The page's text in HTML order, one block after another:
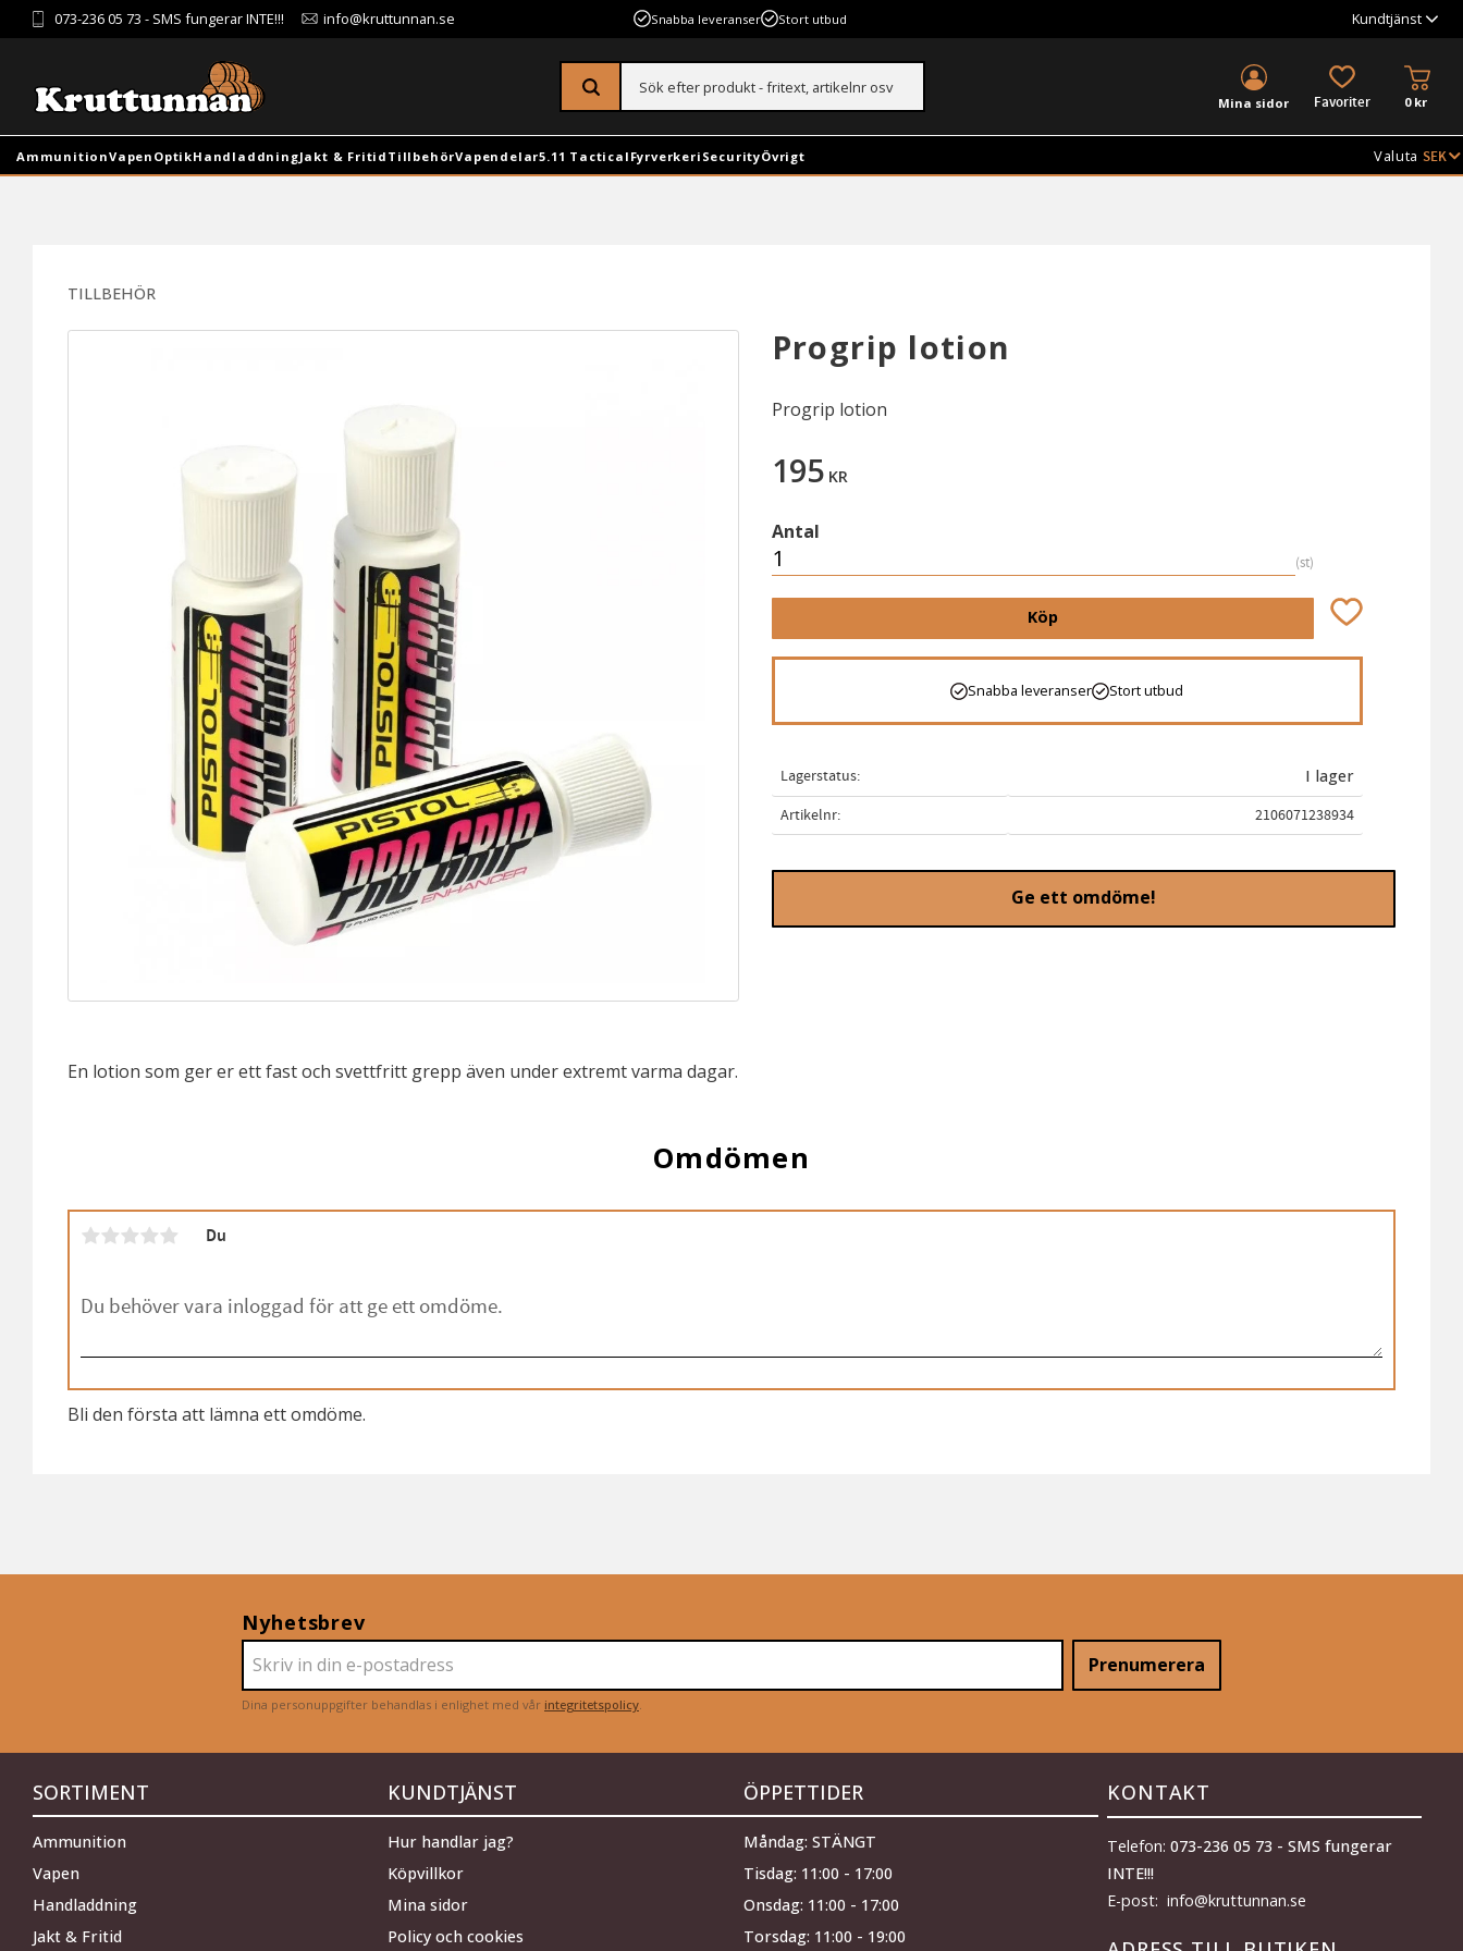
073-236 05 73 - SMS fungerar INTE!!! info@kruttunnan.se Snabba leveranser Stort utbud Kundtjänst
Mina sidor FAVORITER 0kr
AmmunitionVapen OptikHandladdningJakt & Fritid TillbehörVapendelar5.11 Tactical Fyrverkeri SecurityÖvrigt Valuta
TILLBEHÖR
Progrip lotion
Progrip lotion
195KR
Antal
st
Köp Lägg till i
Snabba leveranser Stort utbud
Lagerstatus
I lager
Artikelnr
2106071238934
Ge ett omdöme!
En lotion som ger er ett fast och svettfritt grepp även under extremt varma dagar.
Omdömen
Du
Bli den första att lämna ett omdöme.
Nyhetsbrev
Prenumerera
Dina personuppgifter behandlas i enlighet med vår integritetspolicy.
SORTIMENT
Ammunition
Vapen
Handladdning
Jakt & Fritid
KUNDTJÄNST
Hur handlar jag?
Köpvillkor
Mina sidor
Policy och cookies
ÖPPETTIDER
Måndag: STÄNGT
Tisdag: 11:00 - 17:00
Onsdag: 11:00 - 17:00
Torsdag: 11:00 - 19:00
KONTAKT
Telefon: 073-236 05 73 - SMS fungerar
INTE!!!
E-post: info@kruttunnan.se